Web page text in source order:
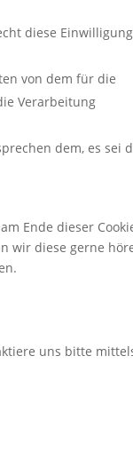
diese
von dem für die
Verarbeitung
dem, es sei
Ende dieser
wir diese gerne
uns bitte